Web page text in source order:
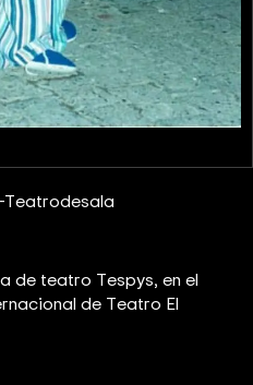
Teatrodesala
de teatro Tespys, en el
de Teatro El